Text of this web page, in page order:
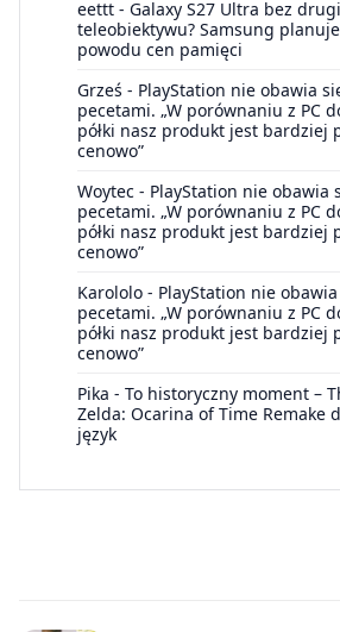
eettt - Galaxy S27 Ultra bez
teleobiektywu? Samsung
powodu cen pamięci
Grześ - PlayStation nie obawia
pecetami. „W porównaniu z PC
półki nasz produkt jest bardziej
cenowo”
Woytec - PlayStation nie obawia
pecetami. „W porównaniu z PC
półki nasz produkt jest bardziej
cenowo”
Karololo - PlayStation nie
pecetami. „W porównaniu z PC
półki nasz produkt jest bardziej
cenowo”
Pika - To historyczny moment –
Zelda: Ocarina of Time Remake
język